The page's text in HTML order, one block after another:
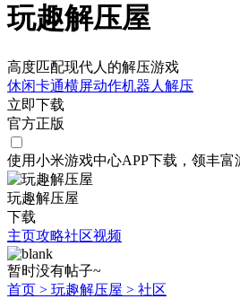
玩趣解压屋
高度匹配现代人的解压游戏
休闲卡通横屏动作机器人 解压
立即下载
官方正版
使用小米游戏中心APP下载 ，领丰富
玩趣解压屋
下载
主页攻略社区视频
暂时没有帖子~
首页 > 玩趣解压屋 > 社区